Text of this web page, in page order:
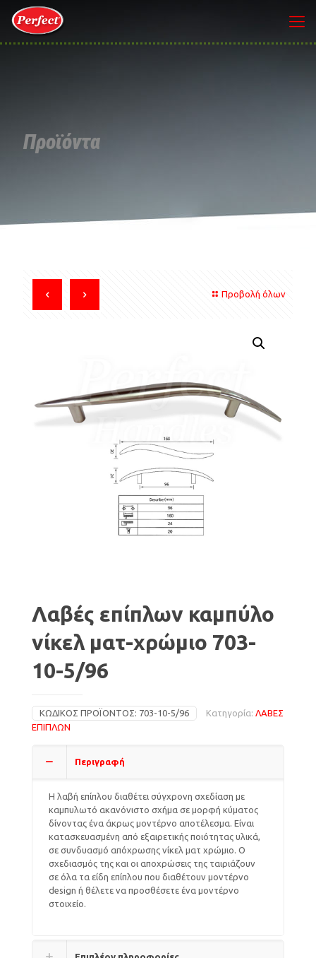
Προϊόντα
Προβολή όλων
Λαβές επίπλων καμπύλο
νίκελ ματ-χρώμιο 703-
10-5/96
ΚΩΔΙΚΌΣ ΠΡΟΪΌΝΤΟΣ: 703-10-5/96 Κατηγορία: ΛΑΒΕΣ
ΕΠΙΠΛΩΝ
Περιγραφή
Η λαβή επίπλου διαθέτει σύγχρονη σχεδίαση με
καμπυλωτό ακανόνιστο σχήμα σε μορφή κύματος
δίνοντας ένα άκρως μοντέρνο αποτέλεσμα. Είναι
κατασκευασμένη από εξαιρετικής ποιότητας υλικά,
σε συνδυασμό απόχρωσης νίκελ ματ χρώμιο. Ο
σχεδιασμός της και οι αποχρώσεις της ταιριάζουν
σε όλα τα είδη επίπλου που διαθέτουν μοντέρνο
design ή θέλετε να προσθέσετε ένα μοντέρνο
στοιχείο.